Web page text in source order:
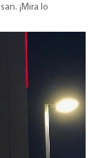
¡Mira lo